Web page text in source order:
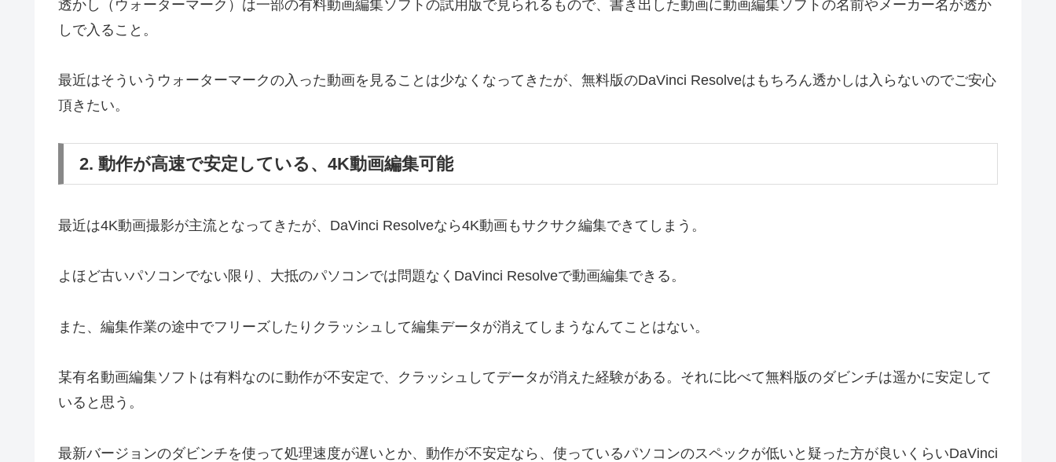
透かし（ウォーターマーク）は一部の有料動画編集ソフトの試用版で見られるもので、書き出した動画に動画編集ソフトの名前やメーカー名が透か
しで入ること。
最近はそういうウォーターマークの入った動画を見ることは少なくなってきたが、無料版のDaVinci Resolveはもちろん透かしは入らないのでご安心
頂きたい。
2. 動作が高速で安定している、4K動画編集可能
最近は4K動画撮影が主流となってきたが、DaVinci Resolveなら4K動画もサクサク編集できてしまう。
よほど古いパソコンでない限り、大抵のパソコンでは問題なくDaVinci Resolveで動画編集できる。
また、編集作業の途中でフリーズしたりクラッシュして編集データが消えてしまうなんてことはない。
某有名動画編集ソフトは有料なのに動作が不安定で、クラッシュしてデータが消えた経験がある。それに比べて無料版のダビンチは遥かに安定して
いると思う。
最新バージョンのダビンチを使って処理速度が遅いとか、動作が不安定なら、使っているパソコンのスペックが低いと疑った方が良いくらいDaVinci